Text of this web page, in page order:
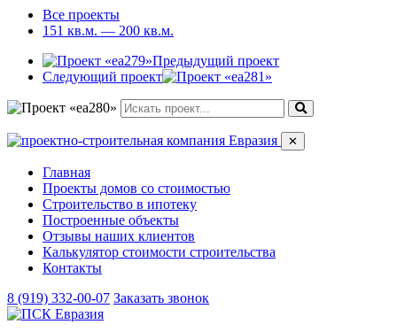
Все проекты
151 кв.м. — 200 кв.м.
Предыдущий проект
Следующий проект
✕
Главная
Проекты домов со стоимостью
Строительство в ипотеку
Построенные объекты
Отзывы наших клиентов
Калькулятор стоимости строительства
Контакты
8 (919) 332-00-07 Заказать звонок